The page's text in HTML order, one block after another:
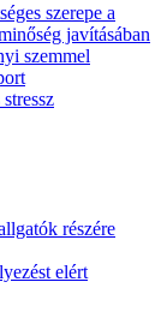
szerepe a
javításában
szemmel
részére
elért